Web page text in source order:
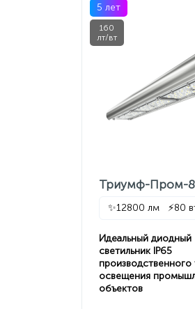
5 лет
160
лт/вт
Триумф-Пром-
✨12800 лм ⚡80
Идеальный диодный
светильник IP65
производственного
освещения
объектов